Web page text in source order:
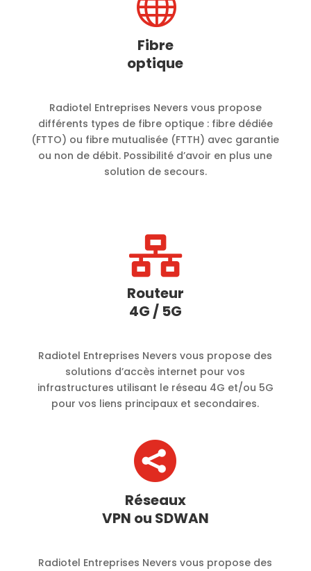
Fibre
optique
Radiotel Entreprises Nevers vous propose
différents types de fibre optique : fibre dédiée
(FTTO) ou fibre mutualisée (FTTH) avec garantie
ou non de débit. Possibilité d’avoir en plus une
solution de secours.

Routeur
4G / 5G
Radiotel Entreprises Nevers vous propose des
solutions d’accès internet pour vos
infrastructures utilisant le réseau 4G et/ou 5G
pour vos liens principaux et secondaires.

Réseaux
VPN ou SDWAN
Radiotel Entreprises Nevers vous propose des